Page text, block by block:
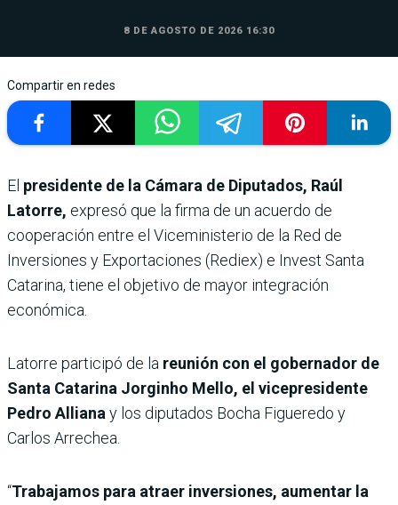
8 DE AGOSTO DE 2026 16:30
Compartir en redes
El presidente de la Cámara de Diputados, Raúl
Latorre, expresó que la firma de un acuerdo de
cooperación entre el Viceministerio de la Red de
Inversiones y Exportaciones (Rediex) e Invest Santa
Catarina, tiene el objetivo de mayor integración
económica.
Latorre participó de la reunión con el gobernador de
Santa Catarina Jorginho Mello, el vicepresidente
Pedro Alliana y los diputados Bocha Figueredo y
Carlos Arrechea.
“Trabajamos para atraer inversiones, aumentar la